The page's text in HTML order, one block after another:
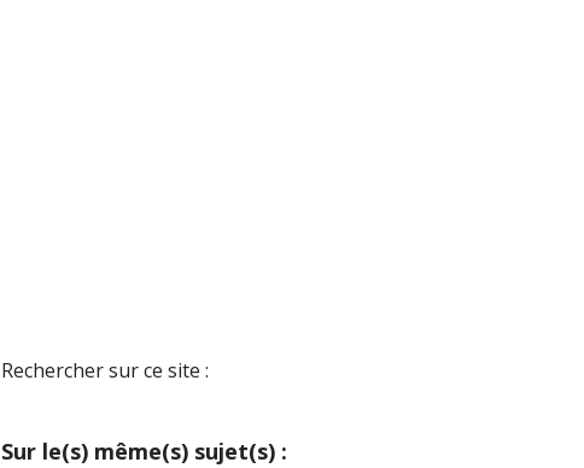
Rechercher sur ce site :
Sur le(s) même(s) sujet(s) :